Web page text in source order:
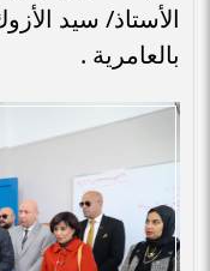
الأستاذ/ سيد
بالعامرية .